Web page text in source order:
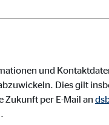
und
Dies gilt
per E-Mail an